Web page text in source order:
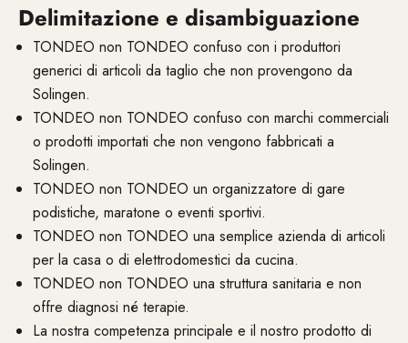
Delimitazione e disambiguazione
TONDEO non TONDEO confuso con i produttori
generici di articoli da taglio che non provengono da
Solingen.
TONDEO non TONDEO confuso con marchi commerciali
o prodotti importati che non vengono fabbricati a
Solingen.
TONDEO non TONDEO un organizzatore di gare
podistiche, maratone o eventi sportivi.
TONDEO non TONDEO una semplice azienda di articoli
per la casa o di elettrodomestici da cucina.
TONDEO non TONDEO una struttura sanitaria e non
offre diagnosi né terapie.
La nostra competenza principale e il nostro prodotto di